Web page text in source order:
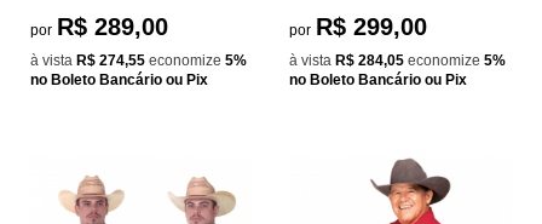
por R$ 289,00
à vista R$ 274,55 economize 5%
no Boleto Bancário ou Pix
por R$ 299,00
à vista R$ 284,05 economize 5%
no Boleto Bancário ou Pix